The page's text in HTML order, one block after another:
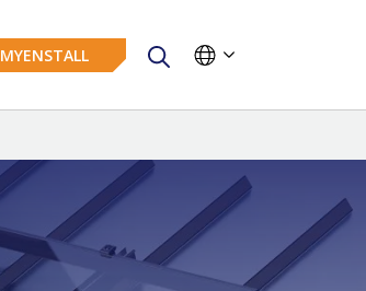
MYENSTALL